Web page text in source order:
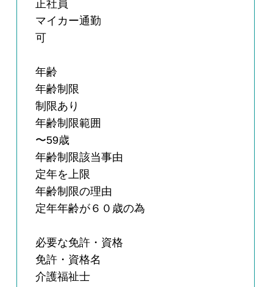
正社員
マイカー通勤
可
年齢
年齢制限
制限あり
年齢制限範囲
〜59歳
年齢制限該当事由
定年を上限
年齢制限の理由
定年年齢が６０歳の為
必要な免許・資格
免許・資格名
介護福祉士